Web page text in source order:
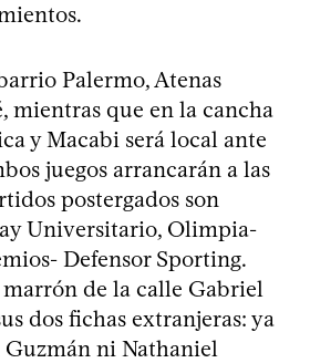
Palermo, Atenas
mientras que en la cancha
y Macabi será local ante
juegos arrancarán a las
postergados son
Universitario, Olimpia-
Defensor Sporting.
de la calle Gabriel
dos fichas extranjeras: ya
ni Nathaniel